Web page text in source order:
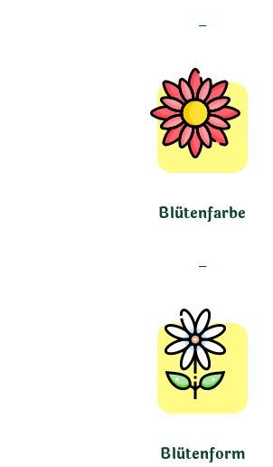
–
Blütenfarbe
–
Blütenform